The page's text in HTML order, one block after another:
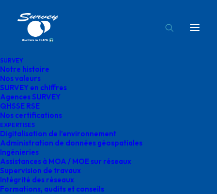
SURVEY
Notre histoire
Nos valeurs
SURVEY en chiffres
Agences SURVEY
QHSSE RSE
Nos certifications
EXPERTISES
Digitalisation de l’environnement
Administration de données géospatiales
Ingénieries
Assistances à MOA / MOE sur réseaux
Supervision de travaux
Intégrité des réseaux
Formations, audits et conseils
Accueil
agences survey